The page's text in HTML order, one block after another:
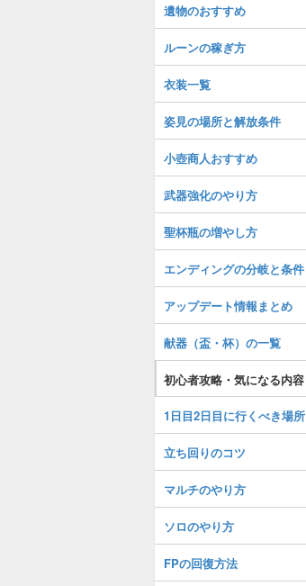
遺物のおすすめ
ルーンの稼ぎ方
衣装一覧
姿見の場所と解放条件
小壺商人おすすめ
武器強化のやり方
聖杯瓶の増やし方
エンディングの分岐と条件
アップデート情報まとめ
献器（盃・杯）の一覧
初心者攻略・気になる内容
1日目2日目に行くべき場所
立ち回りのコツ
マルチのやり方
ソロのやり方
FPの回復方法